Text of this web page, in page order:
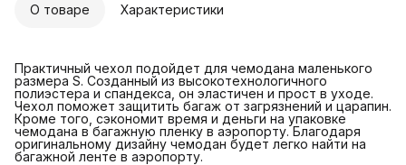
О товаре Характеристики
Практичный чехол подойдет для чемодана маленького
размера S. Созданный из высокотехнологичного
полиэстера и спандекса, он эластичен и прост в уходе.
Чехол поможет защитить багаж от загрязнений и царапин.
Кроме того, сэкономит время и деньги на упаковке
чемодана в багажную пленку в аэропорту. Благодаря
оригинальному дизайну чемодан будет легко найти на
багажной ленте в аэропорту.